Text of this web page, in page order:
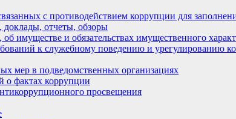
с противодействием коррупции для
отчеты, обзоры
имуществе и обязательствах имущественного
к служебному поведению и урегулированию
мер в подведомственных организациях
о фактах коррупции
просвещения